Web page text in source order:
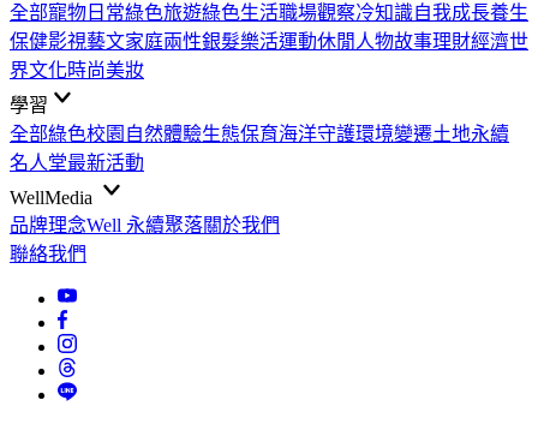
全部寵物日常綠色旅遊綠色生活職場觀察冷知識自我成長養生
保健影視藝文家庭兩性銀髮樂活運動休閒 人物故事理財經濟世
界文化時尚美妝
學習
全部綠色校園 自然體驗生態保育海洋守護環境變遷土地永續
名人堂最新活動
WellMedia
品牌理念Well 永續聚落關於我們
聯絡我們